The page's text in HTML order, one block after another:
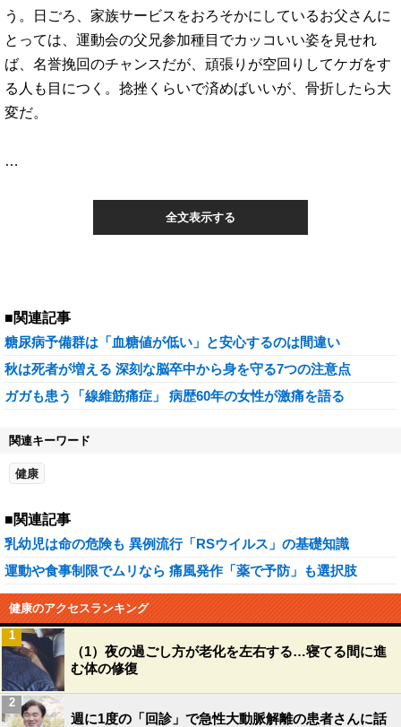
う。日ごろ、家族サービスをおろそかにしているお父さんに
とっては、運動会の父兄参加種目でカッコいい姿を見せれ
ば、名誉挽回のチャンスだが、頑張りが空回りしてケガをす
る人も目につく。捻挫くらいで済めばいいが、骨折したら大
変だ。
…
全文表示する
■関連記事
糖尿病予備群は「血糖値が低い」と安心するのは間違い
秋は死者が増える 深刻な脳卒中から身を守る7つの注意点
ガガも患う「線維筋痛症」 病歴60年の女性が激痛を語る
関連キーワード
健康
■関連記事
乳幼児は命の危険も 異例流行「RSウイルス」の基礎知識
運動や食事制限でムリなら 痛風発作「薬で予防」も選択肢
健康のアクセスランキング
（1）夜の過ごし方が老化を左右する…寝てる間に進
む体の修復
1
週に1度の「回診」で急性大動脈解離の患者さんに話
2